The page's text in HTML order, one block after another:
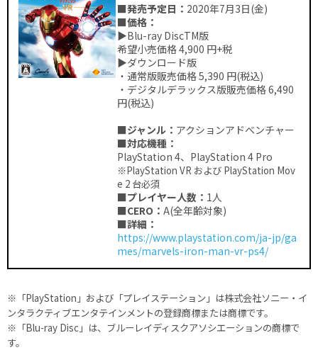
■発売予定日： 2020年7月3日(金)
■価格：
▶︎Blu-ray DiscTM版
希望小売価格 4,900 円+税
▶︎ダウンロード版
・通常版販売価格 5,390 円(税込)
・デジタルデラックス版販売価格 6,490
円(税込)
■ジャンル： アクションアドベンチャー
■対応機種：
PlayStation 4、PlayStation 4 Pro
※PlayStation VR および PlayStation Mov
e 2 台必須
■プレイヤー人数： 1人
■CERO： A(全年齢対象)
■詳細：
https://www.playstation.com/ja-jp/ga
mes/marvels-iron-man-vr-ps4/
※「PlayStation」および「プレイステーション」は株式会社ソニー・イ
ンタラクティブエンタテインメントの登録商標または商標です。
※「Blu-ray Disc」は、ブルーレイディスクアソシエーションの商標で
す。